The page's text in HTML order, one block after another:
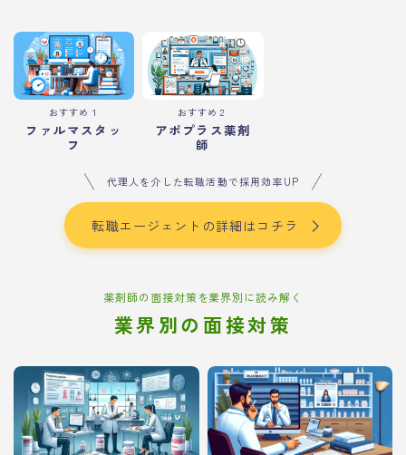
おすすめ１
ファルマスタッ
フ
おすすめ２
アポプラス薬剤
師
代理人を介した転職活動で採用効率UP
転職エージェントの詳細はコチラ
薬剤師の面接対策を業界別に読み解く
業界別の面接対策